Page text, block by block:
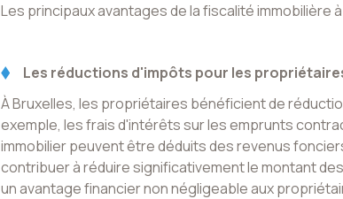
Les principaux avantages de la fiscalité immobilière
Les réductions d'impôts pour les
À Bruxelles, les propriétaires bénéficient de
exemple, les frais d'intérêts sur les emprunts
immobilier peuvent être déduits des revenus
contribuer à réduire significativement le montant
un avantage financier non négligeable aux